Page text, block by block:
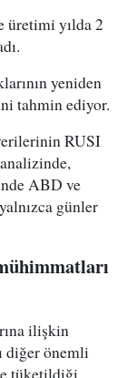
üretimi yılda 2
yeniden
tahmin ediyor.
RUSI
ABD ve
günler
ilişkin
diğer önemli